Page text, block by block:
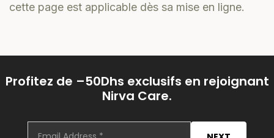
cette page est applicable dès sa mise en ligne.
Profitez de –50Dhs exclusifs en rejoignant
Nirva Care.